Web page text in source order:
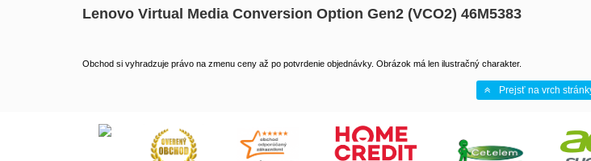
Lenovo Virtual Media Conversion Option Gen2 (VCO2) 46M5383
Obchod si vyhradzuje právo na zmenu ceny až po potvrdenie objednávky. Obrázok má len ilustračný charakter.
Prejsť na vrch